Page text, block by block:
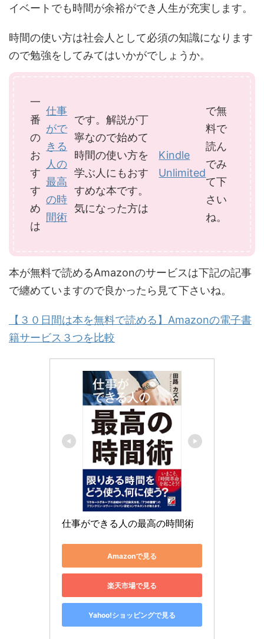
イベートでも時間が余裕ができ人生が充実します。
時間の使い方は社会人として必須の知識になります
ので勉強をしてみてはいかがでしょうか。
一
番
の
お
す
す
め
は
仕事
がで
きる
人の
最高
の時
間術
です。解説が丁
寧なので始めて
時間の使い方を
学ぶ人にもおす
すめな本です。
気になった方は
Kindle
Unlimited
で無
料で
読ん
でみ
て下
さい
ね。
本が無料で読めるAmazonのサービスは下記の記事
で纏めていますので良かったら見て下さいね。
【３０日間は本を無料で読める】Amazonの電子書
籍サービス３つを比較
仕事ができる人の最高の時間術
Amazonで見る
楽天市場で見る
Yahoo!ショッピングで見る